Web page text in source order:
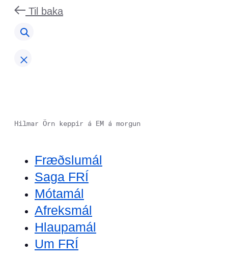
Til baka
Hilmar Örn keppir á EM á morgun
Fræðslumál
Saga FRÍ
Mótamál
Afreksmál
Hlaupamál
Um FRÍ